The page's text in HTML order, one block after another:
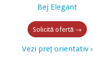
Bej Elegant
Solicită ofertă →
Vezi preț orientativ ›